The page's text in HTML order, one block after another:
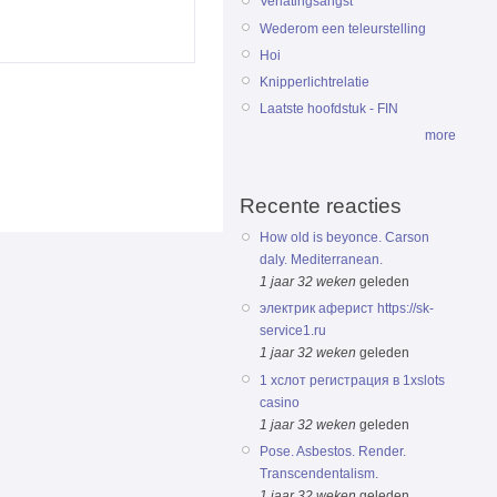
Wederom een teleurstelling
Hoi
Knipperlichtrelatie
Laatste hoofdstuk - FIN
more
Recente reacties
How old is beyonce. Carson
daly. Mediterranean.
1 jaar 32 weken geleden
электрик аферист https://sk-
service1.ru
1 jaar 32 weken geleden
1 хслот регистрация в 1xslots
casino
1 jaar 32 weken geleden
Pose. Asbestos. Render.
Transcendentalism.